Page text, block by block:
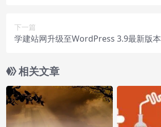
下一篇
学建站网升级至WordPress 3.9最新版本
相关文章